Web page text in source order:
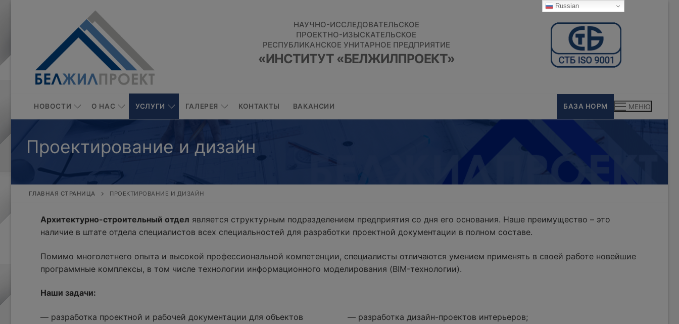
НАУЧНО-ИССЛЕДОВАТЕЛЬСКОЕ
ПРОЕКТНО-ИЗЫСКАТЕЛЬСКОЕ
РЕСПУБЛИКАНСКОЕ УНИТАРНОЕ ПРЕДПРИЯТИЕ
«ИНСТИТУТ «БЕЛЖИЛПРОЕКТ»
НОВОСТИ О НАС УСЛУГИ ГАЛЕРЕЯ КОНТАКТЫ ВАКАНСИИ БАЗА НОРМ МЕНЮ
Проектирование и дизайн
ГЛАВНАЯ СТРАНИЦА ПРОЕКТИРОВАНИЕ И ДИЗАЙН
Архитектурно-строительный отдел является структурным подразделением предприятия со дня его основания. Наше преимущество – это
наличие в штате отдела специалистов всех специальностей для разработки проектной документации в полном составе.
Помимо многолетнего опыта и высокой профессиональной компетенции, специалисты отличаются умением применять в своей работе новейшие
программные комплексы, в том числе технологии информационного моделирования (BIM-технологии).
Наши задачи:
— разработка проектной и рабочей документации для объектов
— разработка дизайн-проектов интерьеров;
Russian